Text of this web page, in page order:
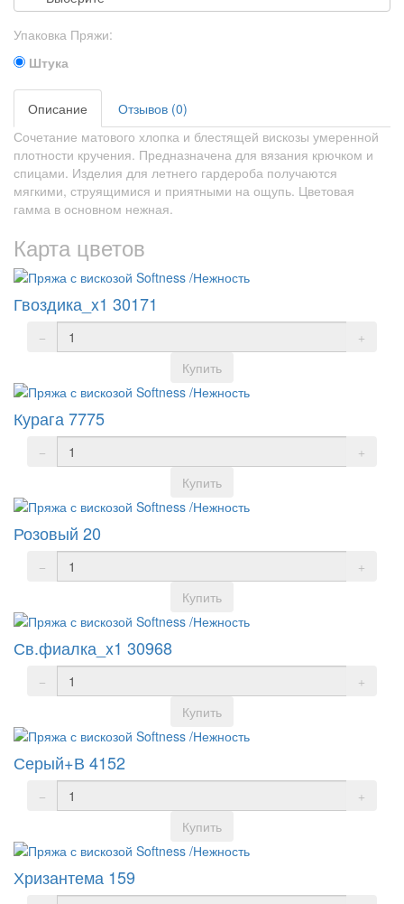
Упаковка Пряжи:
Штука
Описание
Отзывов (0)
Сочетание матового хлопка и блестящей вискозы умеренной
плотности кручения. Предназначена для вязания крючком и
спицами. Изделия для летнего гардероба получаются
мягкими, струящимися и приятными на ощупь. Цветовая
гамма в основном нежная.
Карта цветов
Гвоздика_x1 30171
Купить
Курага 7775
Купить
Розовый 20
Купить
Св.фиалка_x1 30968
Купить
Серый+В 4152
Купить
Хризантема 159